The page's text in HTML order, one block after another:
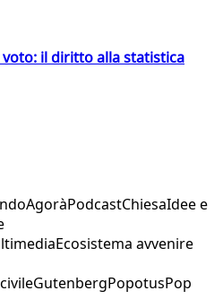
il diritto alla statistica
AgoràPodcastChiesaIdee e
Ecosistema avvenire
GutenbergPopotusPop